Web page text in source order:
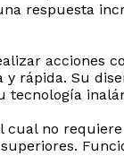
respuesta
acciones
rápida. Su
tecnología
cual no